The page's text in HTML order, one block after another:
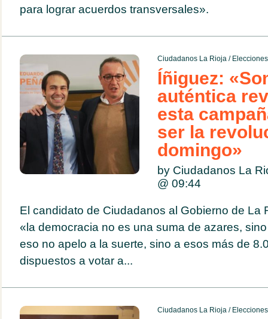
para lograr acuerdos transversales».
Ciudadanos La Rioja/
Íñiguez:
auténtica
esta
ser la
domingo»
by Ciudadanos La
@ 09:44
El candidato de Ciudadanos al Gobierno de La
«la democracia no es una suma de azares,
eso no apelo a la suerte, sino a esos más de
dispuestos a votar a...
Ciudadanos La Rioja/